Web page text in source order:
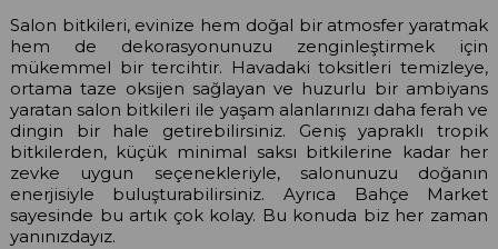
Salon bitkileri, evinize hem doğal bir atmosfer yaratmak
hem de dekorasyonunuzu zenginleştirmek için
mükemmel bir tercihtir. Havadaki toksitleri temizleye,
ortama taze oksijen sağlayan ve huzurlu bir ambiyans
yaratan salon bitkileri ile yaşam alanlarınızı daha ferah ve
dingin bir hale getirebilirsiniz. Geniş yapraklı tropik
bitkilerden, küçük minimal saksı bitkilerine kadar her
zevke uygun seçenekleriyle, salonunuzu doğanın
enerjisiyle buluşturabilirsiniz. Ayrıca Bahçe Market
sayesinde bu artık çok kolay. Bu konuda biz her zaman
yanınızdayız.